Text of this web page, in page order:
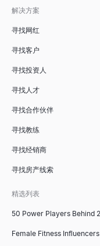
解决方案
寻找网红
寻找客户
寻找投资人
寻找人才
寻找合作伙伴
寻找教练
寻找经销商
寻找房产线索
精选列表
50 Power Players Behind
Female Fitness